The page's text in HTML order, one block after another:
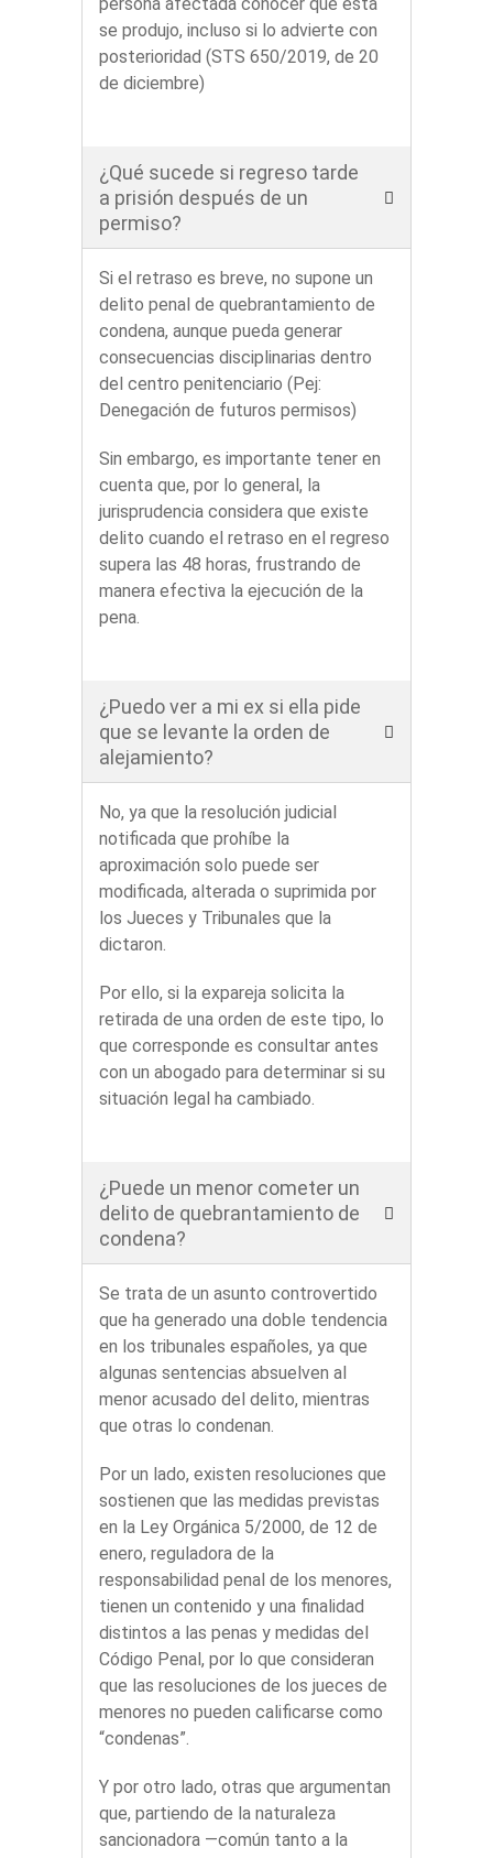
se produjo, incluso si lo advierte con
posterioridad (STS 650/2019, de 20
de diciembre)
¿Qué sucede si regreso tarde
a prisión después de un
permiso?
Si el retraso es breve, no supone un
delito penal de quebrantamiento de
condena, aunque pueda generar
consecuencias disciplinarias dentro
del centro penitenciario (Pej:
Denegación de futuros permisos)
Sin embargo, es importante tener en
cuenta que, por lo general, la
jurisprudencia considera que existe
delito cuando el retraso en el regreso
supera las 48 horas, frustrando de
manera efectiva la ejecución de la
pena.
¿Puedo ver a mi ex si ella pide
que se levante la orden de
alejamiento?
No, ya que la resolución judicial
notificada que prohíbe la
aproximación solo puede ser
modificada, alterada o suprimida por
los Jueces y Tribunales que la
dictaron.
Por ello, si la expareja solicita la
retirada de una orden de este tipo, lo
que corresponde es consultar antes
con un abogado para determinar si su
situación legal ha cambiado.
¿Puede un menor cometer un
delito de quebrantamiento de
condena?
Se trata de un asunto controvertido
que ha generado una doble tendencia
en los tribunales españoles, ya que
algunas sentencias absuelven al
menor acusado del delito, mientras
que otras lo condenan.
Por un lado, existen resoluciones que
sostienen que las medidas previstas
en la Ley Orgánica 5/2000, de 12 de
enero, reguladora de la
responsabilidad penal de los menores,
tienen un contenido y una finalidad
distintos a las penas y medidas del
Código Penal, por lo que consideran
que las resoluciones de los jueces de
menores no pueden calificarse como
“condenas”.
Y por otro lado, otras que argumentan
que, partiendo de la naturaleza
sancionadora —común tanto a la